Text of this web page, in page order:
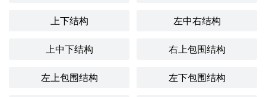
上下结构 左中右结构
上中下结构 右上包围结构
左上包围结构 左下包围结构